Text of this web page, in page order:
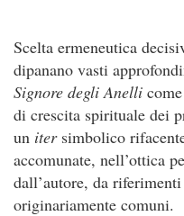
Scelta ermeneutica
dipanano vasti
Signore degli Anelli
di crescita spirituale dei
un itersimbolico
accomunate, nell’ottica
dall’autore, da
originariamente comuni.